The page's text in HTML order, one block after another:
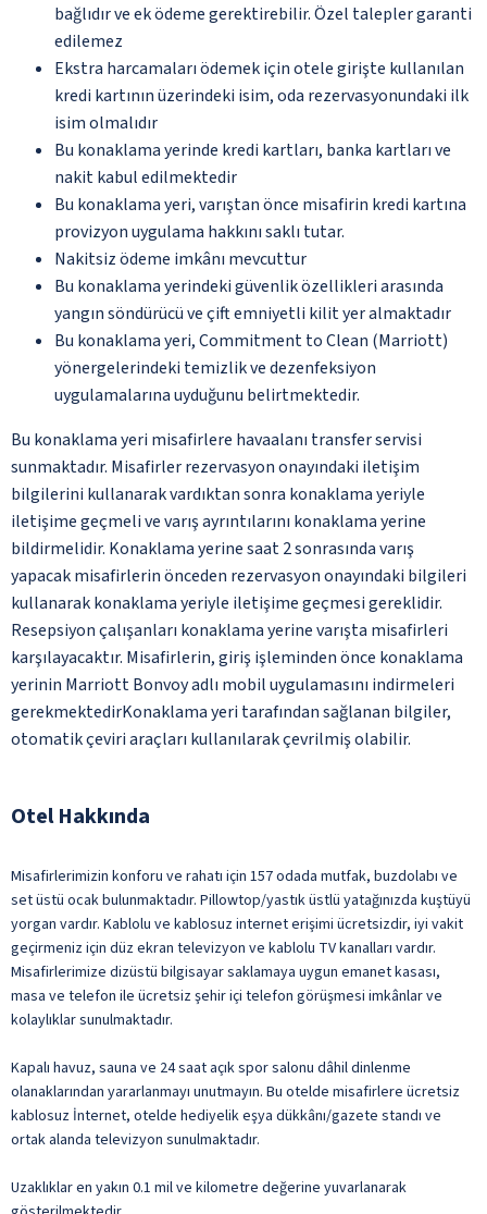
bağlıdır ve ek ödeme gerektirebilir. Özel talepler garanti
edilemez
Ekstra harcamaları ödemek için otele girişte kullanılan
kredi kartının üzerindeki isim, oda rezervasyonundaki ilk
isim olmalıdır
Bu konaklama yerinde kredi kartları, banka kartları ve
nakit kabul edilmektedir
Bu konaklama yeri, varıştan önce misafirin kredi kartına
provizyon uygulama hakkını saklı tutar.
Nakitsiz ödeme imkânı mevcuttur
Bu konaklama yerindeki güvenlik özellikleri arasında
yangın söndürücü ve çift emniyetli kilit yer almaktadır
Bu konaklama yeri, Commitment to Clean (Marriott)
yönergelerindeki temizlik ve dezenfeksiyon
uygulamalarına uyduğunu belirtmektedir.
Bu konaklama yeri misafirlere havaalanı transfer servisi
sunmaktadır. Misafirler rezervasyon onayındaki iletişim
bilgilerini kullanarak vardıktan sonra konaklama yeriyle
iletişime geçmeli ve varış ayrıntılarını konaklama yerine
bildirmelidir. Konaklama yerine saat 2 sonrasında varış
yapacak misafirlerin önceden rezervasyon onayındaki bilgileri
kullanarak konaklama yeriyle iletişime geçmesi gereklidir.
Resepsiyon çalışanları konaklama yerine varışta misafirleri
karşılayacaktır. Misafirlerin, giriş işleminden önce konaklama
yerinin Marriott Bonvoy adlı mobil uygulamasını indirmeleri
gerekmektedirKonaklama yeri tarafından sağlanan bilgiler,
otomatik çeviri araçları kullanılarak çevrilmiş olabilir.
Otel Hakkında
Misafirlerimizin konforu ve rahatı için 157 odada mutfak, buzdolabı ve
set üstü ocak bulunmaktadır. Pillowtop/yastık üstlü yatağınızda kuştüyü
yorgan vardır. Kablolu ve kablosuz internet erişimi ücretsizdir, iyi vakit
geçirmeniz için düz ekran televizyon ve kablolu TV kanalları vardır.
Misafirlerimize dizüstü bilgisayar saklamaya uygun emanet kasası,
masa ve telefon ile ücretsiz şehir içi telefon görüşmesi imkânlar ve
kolaylıklar sunulmaktadır.
Kapalı havuz, sauna ve 24 saat açık spor salonu dâhil dinlenme
olanaklarından yararlanmayı unutmayın. Bu otelde misafirlere ücretsiz
kablosuz İnternet, otelde hediyelik eşya dükkânı/gazete standı ve
ortak alanda televizyon sunulmaktadır.
Uzaklıklar en yakın 0.1 mil ve kilometre değerine yuvarlanarak